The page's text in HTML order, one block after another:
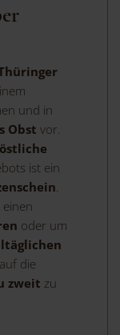
und in
Obst vor.
ist ein
einen
oder um
die
zweit zu